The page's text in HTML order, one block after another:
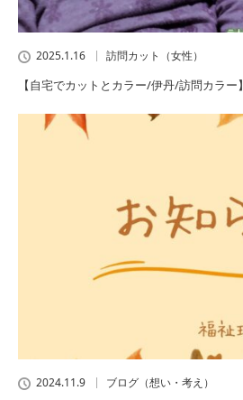
2025.1.16 訪問カット（女性）
【自宅でカットとカラー/伊丹/訪問カラー】
2024.11.9 ブログ（想い・考え）